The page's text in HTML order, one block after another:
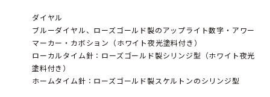
ダイヤル
ブルーダイヤル、ローズゴールド製のアップライト数字・アワー
マーカー・カボション（ホワイト夜光塗料付き）
ローカルタイム針：ローズゴールド製シリンジ型（ホワイト夜光
塗料付き）
ホームタイム針：ローズゴールド製スケルトンのシリンジ型